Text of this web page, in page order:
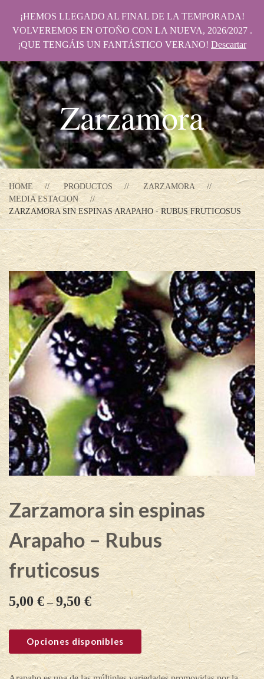
Zarzamora
HOME PRODUCTOS
ZARZAMORA
MEDIA ESTACION
ZARZAMORA SIN ESPINAS ARAPAHO - RUBUS FRUTICOSUS
Zarzamora sin espinas
Arapaho – Rubus
fruticosus
5,00€–9,50€
Opciones disponibles
¡HEMOS LLEGADO AL FINAL DE LA TEMPORADA!
VOLVEREMOS EN OTOÑO CON LA NUEVA, 2026/2027 .
¡QUE TENGÁIS UN FANTÁSTICO VERANO! Descartar